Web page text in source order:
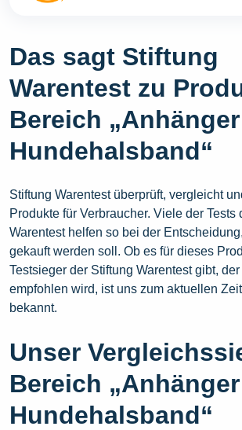
Das sagt Stiftung
Warentest zu
Bereich
Hundehalsband“
Stiftung Warentest überprüft, vergleicht
Produkte für Verbraucher. Viele der Tests
Warentest helfen so bei der
gekauft werden soll. Ob es für dieses
Testsieger der Stiftung Warentest gibt,
empfohlen wird, ist uns zum aktuellen
bekannt.
Unser
Bereich
Hundehalsband“